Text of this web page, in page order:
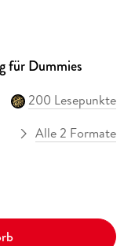
für Dummies
200 Lesepunkte
Alle 2 Formate